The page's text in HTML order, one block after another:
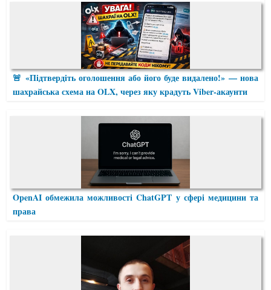
🚨 «Підтвердіть оголошення або його буде видалено!» — нова
шахрайська схема на OLX, через яку крадуть Viber-акаунти
OpenAI обмежила можливості ChatGPT у сфері медицини та
права